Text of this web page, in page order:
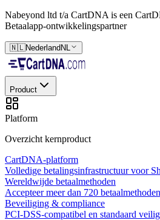
Nabeyond ltd t/a CartDNA is een
Betaalapp-ontwikkelingspartner
🇳🇱Nederland NL
Product
Platform
Overzicht kernproduct
CartDNA-platform
Volledige betalingsinfrastructuur voor
Wereldwijde betaalmethoden
Accepteer meer dan 720
Beveiliging & compliance
PCI-DSS-compatibel en standaard veilig